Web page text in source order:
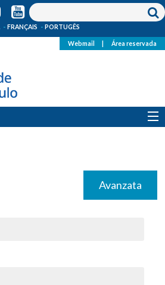
FRANÇAIS PORTUGÊS
Webmail Área reservada
Avanzata